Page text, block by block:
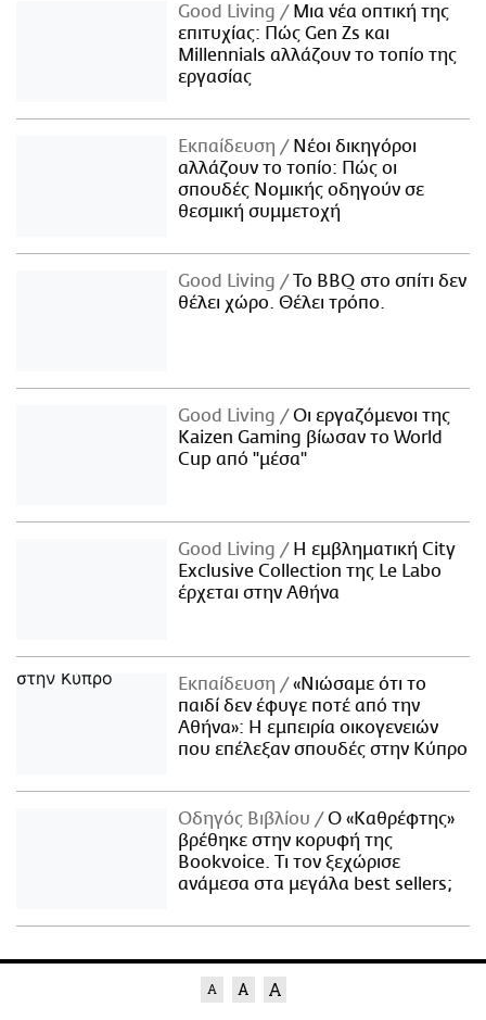
Good Living
Μια νέα οπτική της
επιτυχίας: Πώς Gen Zs και
Millennials αλλάζουν το τοπίο της
εργασίας
Εκπαίδευση
Νέοι δικηγόροι
αλλάζουν το τοπίο: Πώς οι
σπουδές Νομικής οδηγούν σε
θεσμική συμμετοχή
Good Living
Το BBQ στο σπίτι δεν
θέλει χώρο. Θέλει τρόπο.
Good Living
Οι εργαζόμενοι της
Kaizen Gaming βίωσαν το World
Cup από "μέσα"
Good Living
Η εμβληματική City
Exclusive Collection της Le Labo
έρχεται στην Αθήνα
Εκπαίδευση
«Νιώσαμε ότι το
παιδί δεν έφυγε ποτέ από την
Αθήνα»: Η εμπειρία οικογενειών
που επέλεξαν σπουδές στην Κύπρο
Οδηγός Βιβλίου
Ο «Καθρέφτης»
βρέθηκε στην κορυφή της
Bookvoice. Τι τον ξεχώρισε
ανάμεσα στα μεγάλα best sellers;